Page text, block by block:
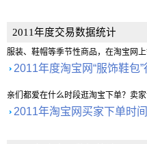
2011年度交易数据统计
服装、鞋帽等季节性商品，在淘宝网
2011年度淘宝网“服饰鞋包
亲们都爱在什么时段逛淘宝下单？卖
2011年淘宝网买家下单时